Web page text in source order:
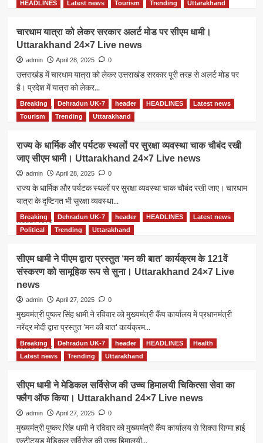
से
भेंट
की।
24×7
Live
news
more
धामी
ने
रेल
की
मुलाकात।
Uttarakhand
news
HEADLINES
Latest news Tourism Trending Uttarakhand
चारधाम यात्रा को लेकर सरकार अलर्ट मोड पर सीएम धामी।
Uttarakhand 24×7 Live news
admin April 28, 2025 0
उत्तराखंड में चारधाम यात्रा को लेकर उत्तराखंड सरकार पूरी तरह से अलर्ट मोड पर
है। प्रदेश में यात्रा को लेकर...
Read MoreRead
more
चारधाम
यात्रा
को
लेकर
सरकार
मोड
पर
सीएम
24×7
Live
Breaking Dehradun UK-7 header HEADLINES
Latest news
Tourism
Trending Uttarakhand
राज्य के धार्मिक और पर्यटक स्थलों पर सुरक्षा व्यवस्था चाक चौबंद रखी
जाए सीएम धामी। Uttarakhand 24×7 Live news
admin April 28, 2025 0
राज्य के धार्मिक और पर्यटक स्थलों पर सुरक्षा व्यवस्था चाक चौबंद रखी जाए। चारधाम
यात्रा के दृष्टिगत भी सुरक्षा व्यवस्था...
Read MoreRead
more
राज्य
के
धार्मिक
पर्यटक
स्थलों
पर
सुरक्षा
व्यवस्था
चाक
चौबंद
जाए
सीएम
धामी।
Uttarakhand
24×7
Breaking Dehradun UK-7 header HEADLINES
Latest news
Political
Trending Uttarakhand
सीएम धामी ने पीएम द्वारा प्रस्तुत ‘मन की बात’ कार्यक्रम के 121वें
संस्करण को सामूहिक रूप से सुना। Uttarakhand 24×7 Live
news
admin April 27, 2025 0
मुख्यमंत्री पुष्कर सिंह धामी ने रविवार को मुख्यमंत्री कैंप कार्यालय में प्रधानमंत्री
नरेंद्र मोदी द्वारा प्रस्तुत 'मन की बात' कार्यक्रम...
Read MoreRead
more
सीएम
धामी
ने
पीएम
प्रस्तुत
Breaking Dehradun UK-7 header HEADLINES
Health
Latest news
Trending Uttarakhand
सीएम धामी ने मेडिकल सर्विसेज की उच्च हिमालयी चिकित्सा सेवा का
फ्लैग ऑफ किया। Uttarakhand 24×7 Live news
admin April 27, 2025 0
मुख्यमंत्री पुष्कर सिंह धामी ने रविवार को मुख्यमंत्री कैंप कार्यालय से सिक्स सिग्मा हाई
एल्टीट्यूड मेडिकल सर्विसेज की उच्च हिमालयी...